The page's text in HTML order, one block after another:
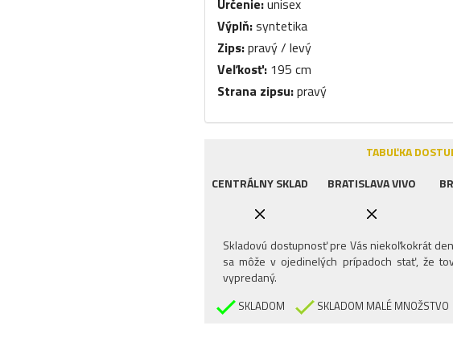
Určenie:unisex
Výplň:syntetika
Zips:pravý / levý
Veľkosť: 195 cm
Strana zipsu:pravý
TABUĽKA
CENTRÁLNY SKLAD
BRATISLAVA VIVO
Skladovú dostupnosť pre Vás niekoľkokrát
sa môže v ojedinelých prípadoch stať, že
vypredaný.
SKLADOM SKLADOM MALÉ MNOŽSTVO